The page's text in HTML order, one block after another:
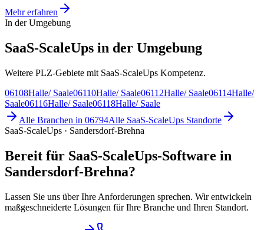
Mehr erfahren
In der Umgebung
SaaS-ScaleUps in der Umgebung
Weitere PLZ-Gebiete mit SaaS-ScaleUps Kompetenz.
06108Halle/ Saale06110Halle/ Saale06112Halle/ Saale06114Halle/
Saale06116Halle/ Saale06118Halle/ Saale
Alle Branchen in 06794Alle SaaS-ScaleUps Standorte
SaaS-ScaleUps · Sandersdorf-Brehna
Bereit für SaaS-ScaleUps-Software in
Sandersdorf-Brehna?
Lassen Sie uns über Ihre Anforderungen sprechen. Wir entwickeln
maßgeschneiderte Lösungen für Ihre Branche und Ihren Standort.